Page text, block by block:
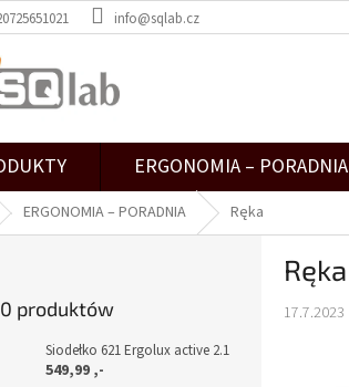
info@sqlab.cz
ERGONOMIA – PORADNIA
ERGONOMIA – PORADNIA Ręka
produktów
Siodełko 621 Ergolux active 2.1
549,99 ,-
Ręka
17.7.2023